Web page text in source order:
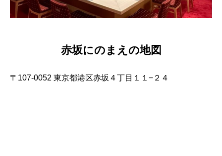
赤坂にのまえの地図
〒107-0052 東京都港区赤坂４丁目１１−２４